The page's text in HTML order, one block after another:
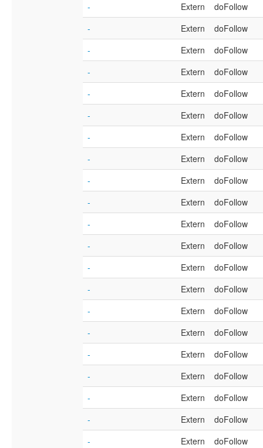
-
Extern
doFollow
-
Extern
doFollow
-
Extern
doFollow
-
Extern
doFollow
-
Extern
doFollow
-
Extern
doFollow
-
Extern
doFollow
-
Extern
doFollow
-
Extern
doFollow
-
Extern
doFollow
-
Extern
doFollow
-
Extern
doFollow
-
Extern
doFollow
-
Extern
doFollow
-
Extern
doFollow
-
Extern
doFollow
-
Extern
doFollow
-
Extern
doFollow
-
Extern
doFollow
-
Extern
doFollow
-
Extern
doFollow